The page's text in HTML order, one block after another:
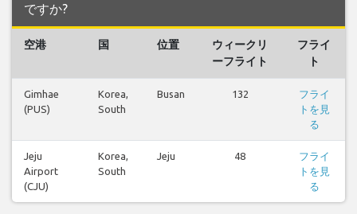
ですか?
空港 国 位置
ウィークリ
ーフライト
フライ
ト
Gimhae
(PUS)
Korea,
South
Busan 132
フライ
トを見
る
Jeju
Airport
(CJU)
Korea,
South
Jeju 48
フライ
トを見
る